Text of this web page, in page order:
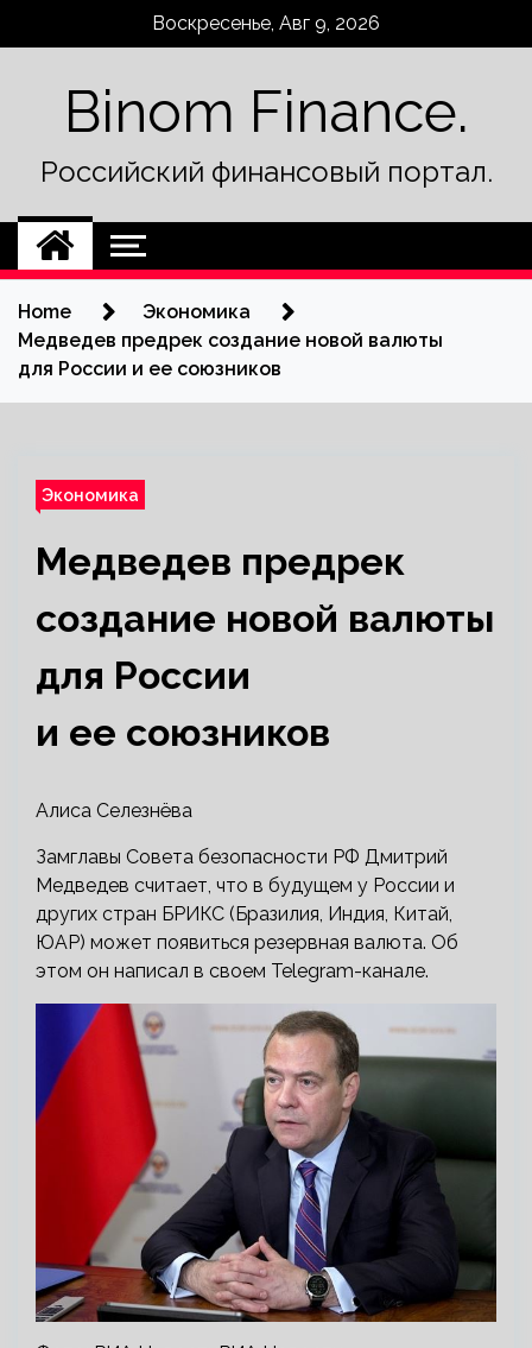
Воскресенье, Авг 9, 2026
Binom Finance.
Российский финансовый портал.
Home
Экономика
Медведев предрек создание новой валюты
для России и ее союзников
Экономика
Медведев предрек
создание новой валюты
для России
и ее союзников
Алиса Селезнёва
Замглавы Совета безопасности РФ Дмитрий
Медведев считает, что в будущем у России и
других стран БРИКС (Бразилия, Индия, Китай,
ЮАР) может появиться резервная валюта. Об
этом он написал в своем Telegram-канале.